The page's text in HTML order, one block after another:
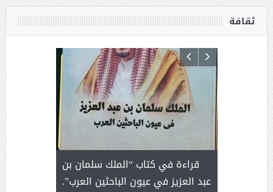
ثقافة
قراءة في كتاب “الملك سلمان بن
عبد العزيز في عيون الباحثين العرب”.
لايعرف